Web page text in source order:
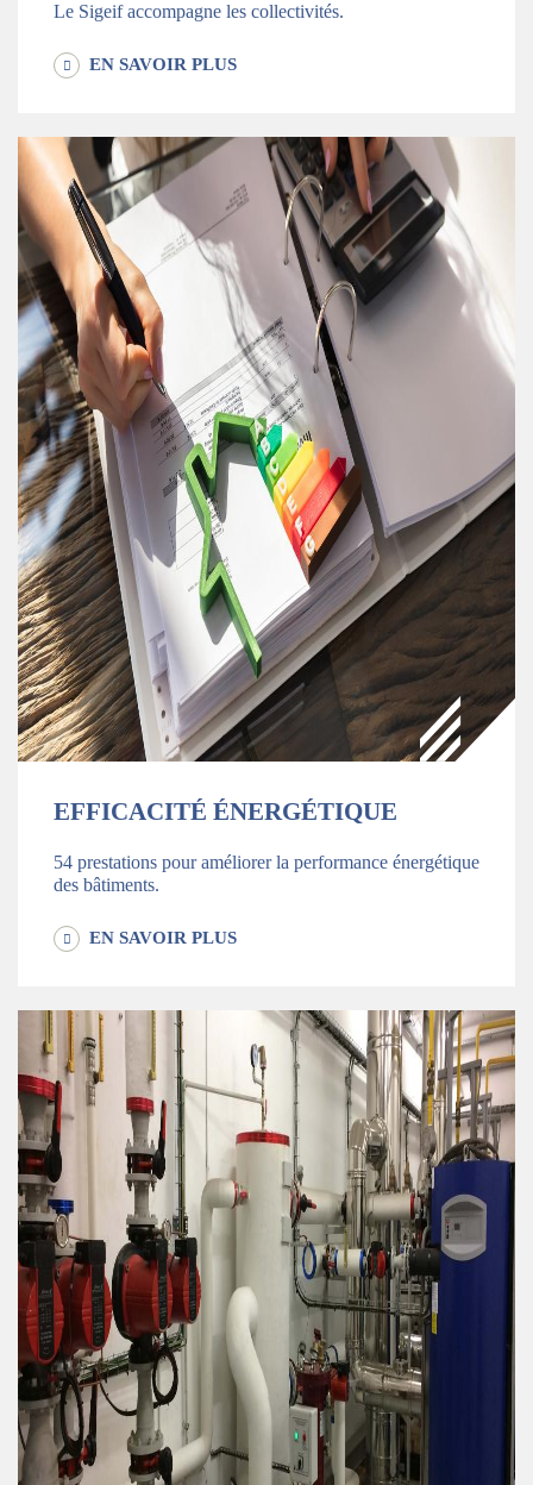
Le Sigeif accompagne les collectivités.
EN SAVOIR PLUS
EFFICACITÉ ÉNERGÉTIQUE
54 prestations pour améliorer la performance énergétique
des bâtiments.
EN SAVOIR PLUS